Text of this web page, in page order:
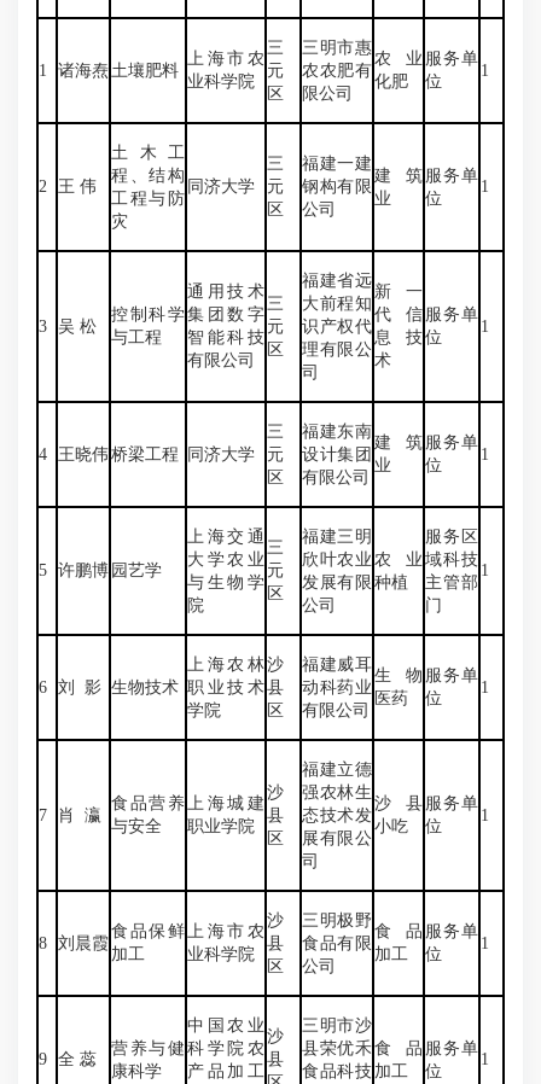
1 诸海焘土壤肥料
上海市农
业科学院
三
元
区
三明市惠
农农肥有
限公司
农业
化肥
服务单
位
1
2 王 伟
土木工
程、结构
工程与防
灾
同济大学
三
元
区
福建一建
钢构有限
公司
建筑
业
服务单
位
1
3 吴 松
控制科学
与工程
通用技术
集团数字
智能科技
有限公司
三
元
区
福建省远
大前程知
识产权代
理有限公
司
新一
代信
息技
术
服务单
位
1
4 王晓伟桥梁工程 同济大学
三
元
区
福建东南
设计集团
有限公司
建筑
业
服务单
位
1
5 许鹏博 园艺学
上海交通
大学农业
与生物学
院
三
元
区
福建三明
欣叶农业
发展有限
公司
农业
种植
服务区
域科技
主管部
门
1
6 刘 影 生物技术
上海农林
职业技术
学院
沙
县
区
福建威耳
动科药业
有限公司
生物
医药
服务单
位
1
7 肖 瀛
食品营养
与安全
上海城建
职业学院
沙
县
区
福建立德
强农林生
态技术发
展有限公
司
沙县
小吃
服务单
位
1
8 刘晨霞
食品保鲜
加工
上海市农
业科学院
沙
县
区
三明极野
食品有限
公司
食品
加工
服务单
位
1
9 全 蕊
营养与健
康科学
中国农业
科学院农
产品加工
沙
县
三明市沙
县荣优禾
食品科技
食品
加工
服务单
位
1